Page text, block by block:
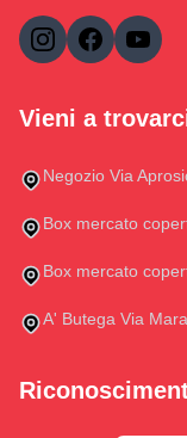
Vieni a
Negozio Via
Box mercato
Box mercato
A' Butega Via